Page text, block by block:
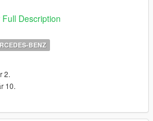
by VovkaProdigy
FiveM и Rage MP, строго через
.
Full Description
BENZ
2.
10.